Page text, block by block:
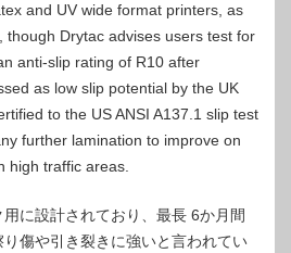
and UV wide format printers, as
though Drytac advises users test for
anti-slip rating of R10 after
as low slip potential by the UK
to the US ANSI A137.1 slip test
further lamination to improve on
high traffic areas.
に設計されており、最長 6か月間
傷や引き裂きに強いと言われてい